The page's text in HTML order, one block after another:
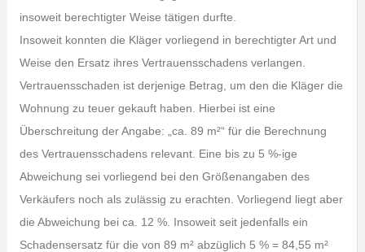
insoweit berechtigter Weise tätigen durfte.
Insoweit konnten die Kläger vorliegend in berechtigter Art und
Weise den Ersatz ihres Vertrauensschadens verlangen.
Vertrauensschaden ist derjenige Betrag, um den die Kläger die
Wohnung zu teuer gekauft haben. Hierbei ist eine
Überschreitung der Angabe: „ca. 89 m²“ für die Berechnung
des Vertrauensschadens relevant. Eine bis zu 5 %-ige
Abweichung sei vorliegend bei den Größenangaben des
Verkäufers noch als zulässig zu erachten. Vorliegend liegt aber
die Abweichung bei ca. 12 %. Insoweit seit jedenfalls ein
Schadensersatz für die von 89 m² abzüglich 5 % = 84,55 m²